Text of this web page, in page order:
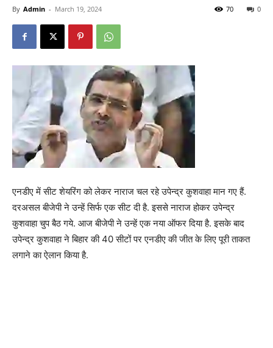
By Admin - March 19, 2024 0
70
एनडीए में सीट शेयरिंग को लेकर नाराज चल रहे उपेन्द्र कुशवाहा मान गए हैं.
दरअसल बीजेपी ने उन्हें सिर्फ एक सीट दी है. इससे नाराज होकर उपेन्द्र
कुशवाहा चुप बैठ गये. आज बीजेपी ने उन्हें एक नया ऑफर दिया है. इसके बाद
उपेन्द्र कुशवाहा ने बिहार की 40 सीटों पर एनडीए की जीत के लिए पूरी ताकत
लगाने का ऐलान किया है.